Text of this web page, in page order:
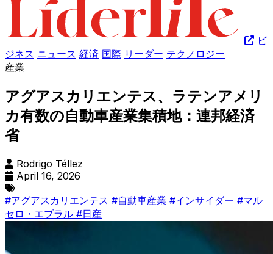
ビ
ジネス ニュース 経済 国際 リーダー テクノロジー
産業
アグアスカリエンテス、ラテンアメリ
カ有数の自動車産業集積地：連邦経済
省
Rodrigo Téllez
April 16, 2026
#アグアスカリエンテス #自動車産業 #インサイダー #マル
セロ・エブラル #日産